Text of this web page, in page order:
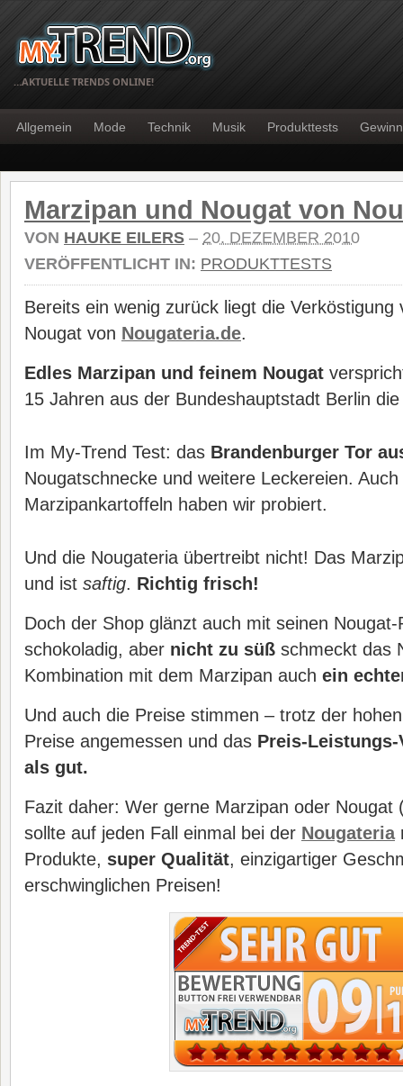
…AKTUELLE TRENDS ONLINE!
Allgemein Mode Technik Musik Produkttests
Marzipan und Nougat von
VON HAUKE EILERS – 20. DEZEMBER 2010
VERÖFFENTLICHT IN: PRODUKTTESTS
Bereits ein wenig zurück liegt die Verköstigung
Nougat von Nougateria.de.
Edles Marzipan und feinem Nougat
15 Jahren aus der Bundeshauptstadt Berlin
Im My-Trend Test: das Brandenburger Tor
Nougatschnecke und weitere Leckereien. Auch
Marzipankartoffeln haben wir probiert.
Und die Nougateria übertreibt nicht! Das
und ist saftig. Richtig frisch!
Doch der Shop glänzt auch mit seinen
schokoladig, aber nicht zu süß schmeckt das
Kombination mit dem Marzipan auch ein
Und auch die Preise stimmen – trotz der
Preise angemessen und das Preis-
als gut.
Fazit daher: Wer gerne Marzipan oder Nougat
sollte auf jeden Fall einmal bei der Nougateria
Produkte, super Qualität, einzigartiger
erschwinglichen Preisen!